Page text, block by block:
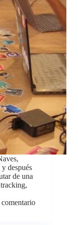
después
de una
comentario